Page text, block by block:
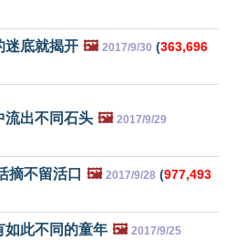
迷底就揭开 🖼️ 2017/9/30 (363,696
流出不同石头 🖼️ 2017/9/29
摘不留活口 🖼️ 2017/9/28 (977,493
如此不同的童年 🖼️ 2017/9/25